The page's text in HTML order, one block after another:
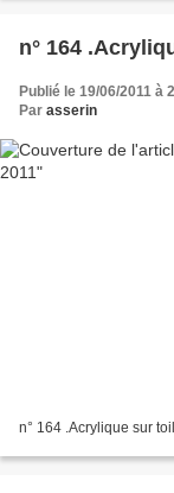
n° 164
Publié le 19/06/2011 à
Par asserin
n° 164 .Acrylique sur